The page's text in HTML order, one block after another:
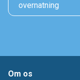
overnatning
Om os